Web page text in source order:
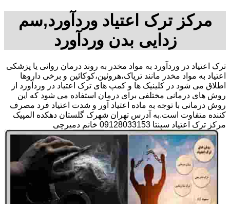
مرکز ترک اعتیاد وردآورد,سم
زدایی بدن وردآورد
ترک اعتیاد در وردآورد به مواد مخدر به روند درمان روانی یا پزشکی
اعتیاد به مواد مخدر مانند تریاک،هروئین،کوکائین و برخی داروها
اطلاق می شود در کلینیک ها و کمپ های ترک اعتیاد در وردآورد از
روش های درمانی مختلفی برای درمان استفاده می شود که این
روش درمانی با توجه به ماده اعتیاد آور و شدت اعتیاد فرد مصرف
کننده متفاوت است.به آدرس تهران شهرک گلستان دهکده المپیک
مرکز ترک اعتیاد سپنتا 09128033153 خانم دمیرچی